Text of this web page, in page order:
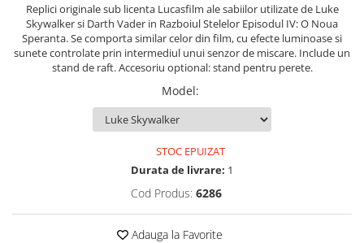
Replici originale sub licenta Lucasfilm ale sabiilor utilizate de Luke
Skywalker si Darth Vader in Razboiul Stelelor Episodul IV: O Noua
Speranta. Se comporta similar celor din film, cu efecte luminoase si
sunete controlate prin intermediul unui senzor de miscare. Include un
stand de raft. Accesoriu optional: stand pentru perete.
Model:
STOC EPUIZAT
Durata de livrare: 1
Cod Produs: 6286
Adauga la Favorite